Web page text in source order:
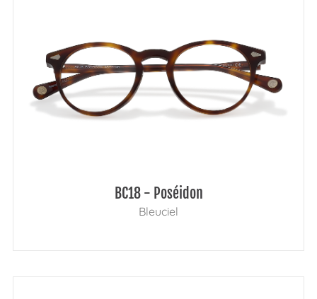
BC18 - Poséidon
Bleuciel